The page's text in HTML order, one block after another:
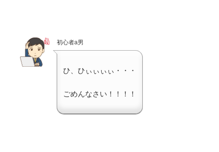
初心者a男
ひ、ひぃぃぃぃ・・・
ごめんなさい！！！！